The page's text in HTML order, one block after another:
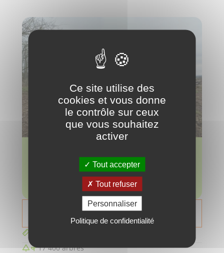
2640 tonnes
soit environ 5 millions de repas végétariens
Nous contacter
17 400 arbres
Ce site utilise des
cookies et vous donne
le contrôle sur ceux
que vous souhaitez
activer
Tout accepter
Tout refuser
Personnaliser
Politique de confidentialité